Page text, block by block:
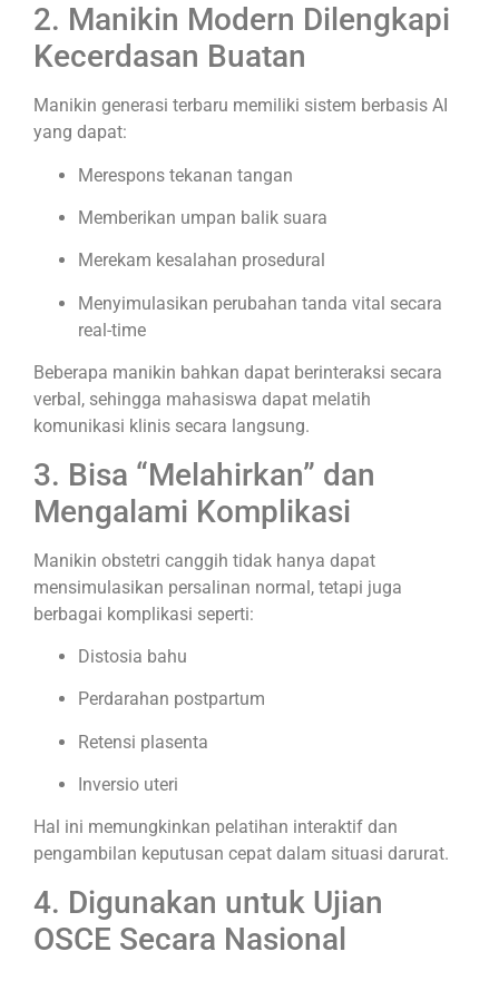
2. Manikin Modern Dilengkapi
Kecerdasan Buatan
Manikin generasi terbaru memiliki sistem berbasis AI
yang dapat:
Merespons tekanan tangan
Memberikan umpan balik suara
Merekam kesalahan prosedural
Menyimulasikan perubahan tanda vital secara
real-time
Beberapa manikin bahkan dapat berinteraksi secara
verbal, sehingga mahasiswa dapat melatih
komunikasi klinis secara langsung.
3. Bisa “Melahirkan” dan
Mengalami Komplikasi
Manikin obstetri canggih tidak hanya dapat
mensimulasikan persalinan normal, tetapi juga
berbagai komplikasi seperti:
Distosia bahu
Perdarahan postpartum
Retensi plasenta
Inversio uteri
Hal ini memungkinkan pelatihan interaktif dan
pengambilan keputusan cepat dalam situasi darurat.
4. Digunakan untuk Ujian
OSCE Secara Nasional